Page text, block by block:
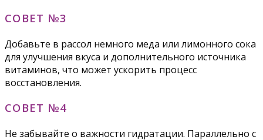
СОВЕТ №3
Добавьте в рассол немного меда или лимонного сока
для улучшения вкуса и дополнительного источника
витаминов, что может ускорить процесс
восстановления.
СОВЕТ №4
Не забывайте о важности гидратации. Параллельно с